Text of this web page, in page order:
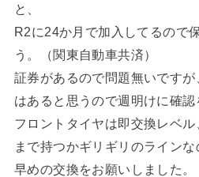
と、
R2に24か月で加入してるので
う。（関東自動車共済）
証券があるので問題無いです
はあると思うので週明けに確認
フロントタイヤは即交換レベ
まで持つかギリギリのラインな
早めの交換をお願いしました。